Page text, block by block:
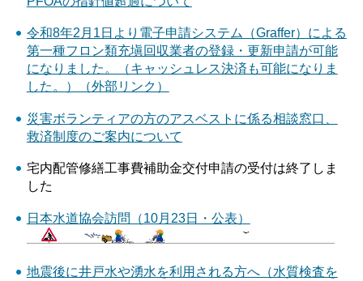
令和8年2月1日より電子申請システム（Graffer）による
第一種フロン類充塡回収業者の登録・更新申請が可能
になりました。（キャッシュレス決済も可能になりま
した。）（外部リンク）
災害ボランティアの方のアスベストに係る相談窓口、
救済制度のご案内について
宅内配管修繕工事費補助金交付申請の受付は終了しま
した
日本水道協会訪問（10月23日・公表）
地震後に井戸水や湧水を利用される方へ（水質検査を